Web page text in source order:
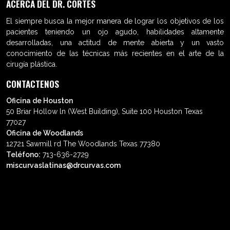
ACERCA DEL DR. CORTÉS
El siempre busca la mejor manera de lograr los objetivos de los
pacientes teniendo un ojo agudo, habilidades altamente
desarrolladas, una actitud de mente abierta y un vasto
conocimiento de las técnicas más recientes en el arte de la
cirugía plástica.
CONTACTENOS
Oficina de Houston
50 Briar Hollow ln (West Building), Suite 100 Houston Texas
77027
Oficina de Woodlands
12721 Sawmill rd The Woodlands Texas 77380
Teléfono: 713-636-2729
miscurvaslatinas@drcurvas.com